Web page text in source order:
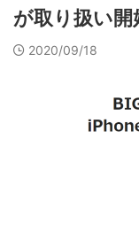
が取り扱い開
2020/09/18